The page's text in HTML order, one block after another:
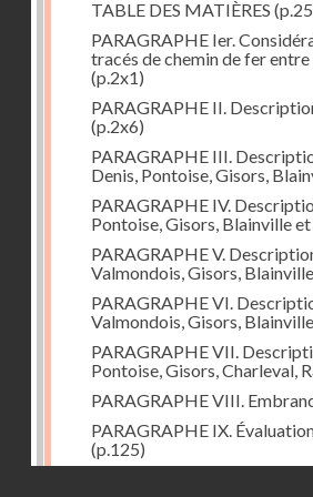
TABLE DES MATIÈRES
PARAGRAPHE Ier.
tracés de chemin de fer
(p.2x1)
PARAGRAPHE II.
(p.2x6)
PARAGRAPHE III.
Denis, Pontoise, Gisors,
PARAGRAPHE IV.
Pontoise, Gisors, Blainville
PARAGRAPHE V.
Valmondois, Gisors,
PARAGRAPHE VI.
Valmondois, Gisors,
PARAGRAPHE VII.
Pontoise, Gisors, Charleval,
PARAGRAPHE VIII.
PARAGRAPHE IX.
(p.125)